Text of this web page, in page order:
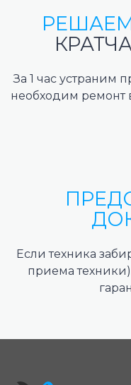
За 1 час устраним
необходим ремонт
Если техника
приема